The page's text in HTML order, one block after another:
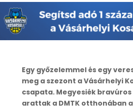
Egy győzelemmel és egy
meg a szezont a Vásárhelyi
csapata. Megyesiék
arattak a DMTK otthonában